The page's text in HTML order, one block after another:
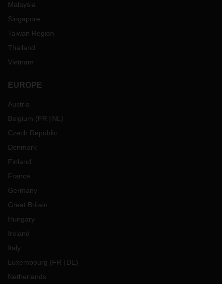
Malaysia
Singapore
Taiwan Region
Thailand
Vietnam
EUROPE
Austria
Belgium (FR NL )
Czech Republic
Denmark
Finland
France
Germany
Great Britain
Hungary
Ireland
Italy
Luxembourg (FR DE)
Netherlands